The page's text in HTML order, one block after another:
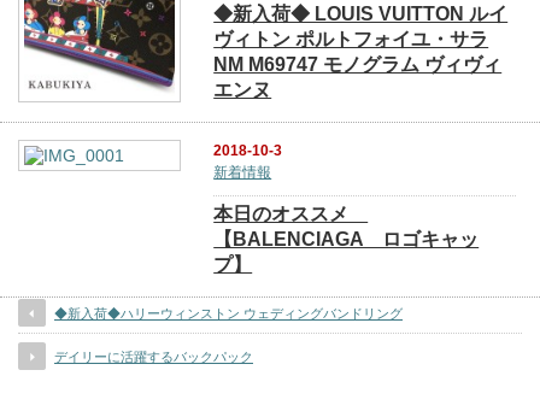
◆新入荷◆ LOUIS VUITTON ルイ
ヴィトン ポルトフォイユ・サラ
NM M69747 モノグラム ヴィヴィ
エンヌ
2018-10-3
新着情報
本日のオススメ
【BALENCIAGA ロゴキャッ
プ】
◆新入荷◆ハリーウィンストン ウェディングバンドリング
デイリーに活躍するバックパック